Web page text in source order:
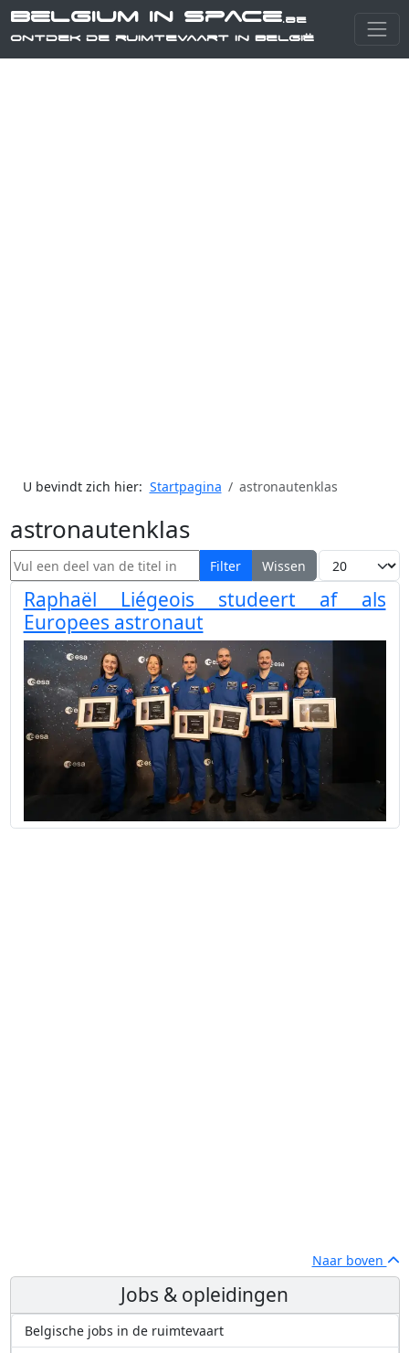
Belgium in Space.be
Ontdek de ruimtevaart in België
U bevindt zich hier: Startpagina astronautenklas
astronautenklas
Vul een deel van de titel in Filter Wissen Toon #
Raphaël Liégeois studeert af als
Europees astronaut
Naar boven
Jobs & opleidingen
Belgische jobs in de ruimtevaart